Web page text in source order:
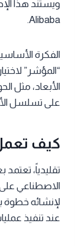
Alibaba.
الفكرة
“المؤشر”
الأبعاد، مثل
على تسلسل
كيف
تقليدياً،
الاصطناعي
لإنشائه
عند تنفيذ